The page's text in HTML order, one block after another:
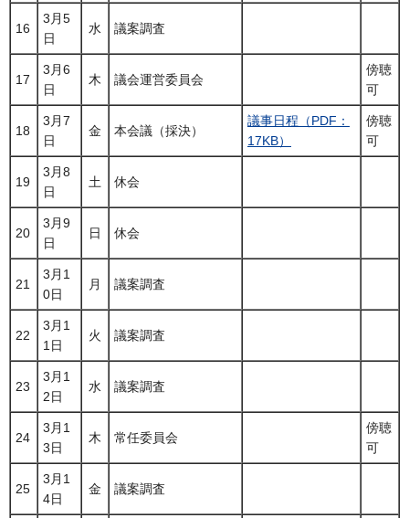
16
3月5
日
水 議案調査
17
3月6
日
木 議会運営委員会
傍聴
可
18
3月7
日
金 本会議（採決）
議事日程（PDF：
17KB）
傍聴
可
19
3月8
日
土 休会
20
3月9
日
日 休会
21
3月1
0日
月 議案調査
22
3月1
1日
火 議案調査
23
3月1
2日
水 議案調査
24
3月1
3日
木 常任委員会
傍聴
可
25
3月1
4日
金 議案調査